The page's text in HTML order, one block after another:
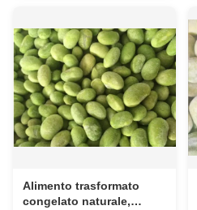
Alimento trasformato
congelato naturale,